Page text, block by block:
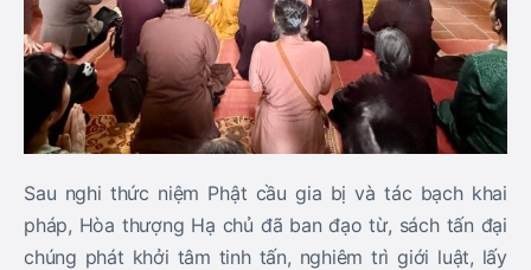
Sau nghi thức niệm Phật cầu gia bị và tác bạch khai
pháp, Hòa thượng Hạ chủ đã ban đạo từ, sách tấn đại
chúng phát khởi tâm tinh tấn, nghiêm trì giới luật, lấy